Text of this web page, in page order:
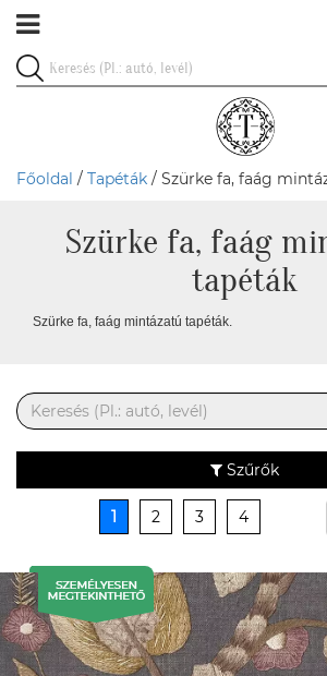
Főoldal / Tapéták / Szürke fa, faág
Szürke fa, faág
tapéták
Szürke fa, faág mintázatú tapéták.
Szűrők
1 2 3 4